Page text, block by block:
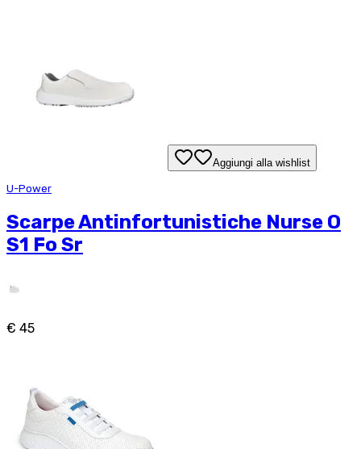
Aggiungi alla wishlist
U-Power
Scarpe Antinfortunistiche Nurse O
S1 Fo Sr
€ 45